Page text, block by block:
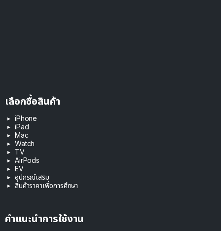
เลือกซื้อสินค้า
iPhone
iPad
Mac
Watch
TV
AirPods
EV
อุปกรณ์เสริม
สินค้าราคาเพื่อการศึกษา
คำแนะนำการใช้งาน